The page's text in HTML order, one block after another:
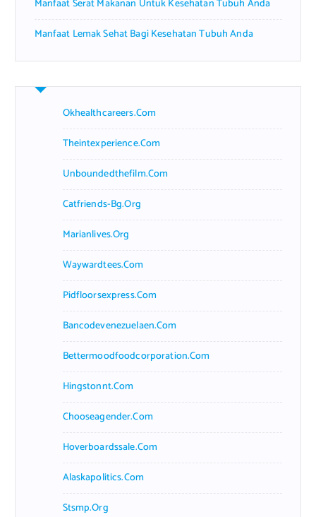
Manfaat Serat Makanan Untuk Kesehatan Tubuh Anda
Manfaat Lemak Sehat Bagi Kesehatan Tubuh Anda
Okhealthcareers.com
Theintexperience.com
Unboundedthefilm.com
Catfriends-Bg.org
Marianlives.org
Waywardtees.com
Pidfloorsexpress.com
Bancodevenezuelaen.com
Bettermoodfoodcorporation.com
Hingstonnt.com
Chooseagender.com
Hoverboardssale.com
Alaskapolitics.com
Stsmp.org